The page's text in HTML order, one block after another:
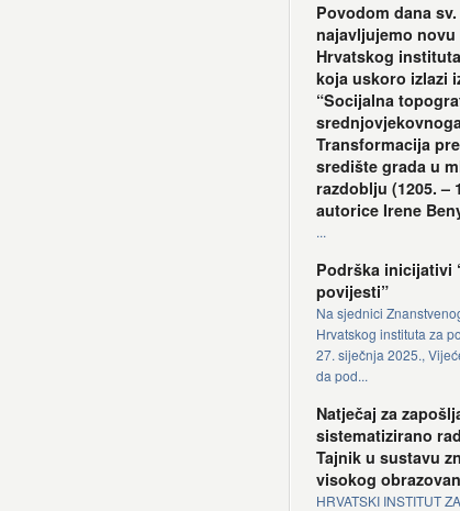
Povodom dana sv.
najavljujemo
Hrvatskog
koja uskoro izlazi
“Socijalna
Transformacija
središte grada u
razdoblju (1205. –
autorice Irene
...
Podrška inicijativi
povijesti”
Na sjednici
Hrvatskog instituta za
27. siječnja 2025.,
da pod...
Natječaj za
sistematizirano
Tajnik u sustavu
visokog
HRVATSKI INSTITUT